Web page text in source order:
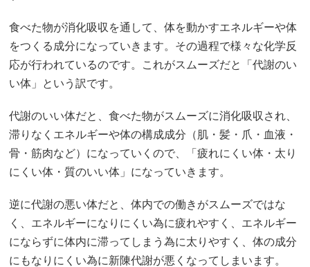
食べた物が消化吸収を通して、体を動かすエネルギーや体
をつくる成分になっていきます。その過程で様々な化学反
応が行われているのです。これがスムーズだと「代謝のい
い体」という訳です。
代謝のいい体だと、食べた物がスムーズに消化吸収され、
滞りなくエネルギーや体の構成成分（肌・髪・爪・血液・
骨・筋肉など）になっていくので、「疲れにくい体・太り
にくい体・質のいい体」になっていきます。
逆に代謝の悪い体だと、体内での働きがスムーズではな
く、エネルギーになりにくい為に疲れやすく、エネルギー
にならずに体内に滞ってしまう為に太りやすく、体の成分
にもなりにくい為に新陳代謝が悪くなってしまいます。